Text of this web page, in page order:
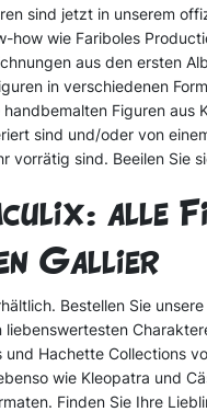
sind jetzt in unserem
wie Fariboles
aus den ersten
in verschiedenen
Figuren aus
sind und/oder von
vorrätig sind. Beeilen Sie
alle
Gallier
Bestellen Sie
Hachette Collections
wie Kleopatra und
Finden Sie Ihre